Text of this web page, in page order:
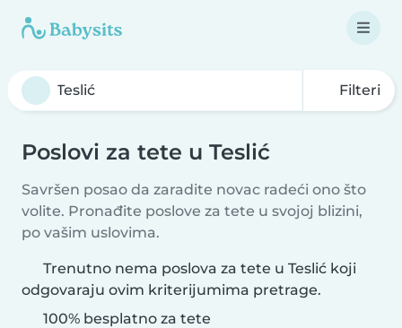
Filteri
Poslovi za tete u Teslić
Savršen posao da zaradite novac radeći ono što
volite. Pronađite poslove za tete u svojoj blizini,
po vašim uslovima.
Trenutno nema poslova za tete u Teslić koji
odgovaraju ovim kriterijumima pretrage.
100% besplatno za tete